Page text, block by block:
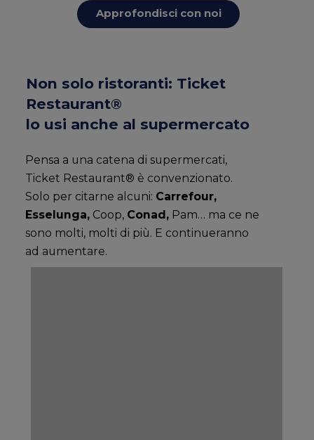
Approfondisci con noi
Non solo ristoranti: Ticket
Restaurant®
lo usi anche al supermercato
Pensa a una catena di supermercati,
Ticket Restaurant® è convenzionato.
Solo per citarne alcuni: Carrefour,
Esselunga, Coop, Conad, Pam… ma ce ne
sono molti, molti di più. E continueranno
ad aumentare.